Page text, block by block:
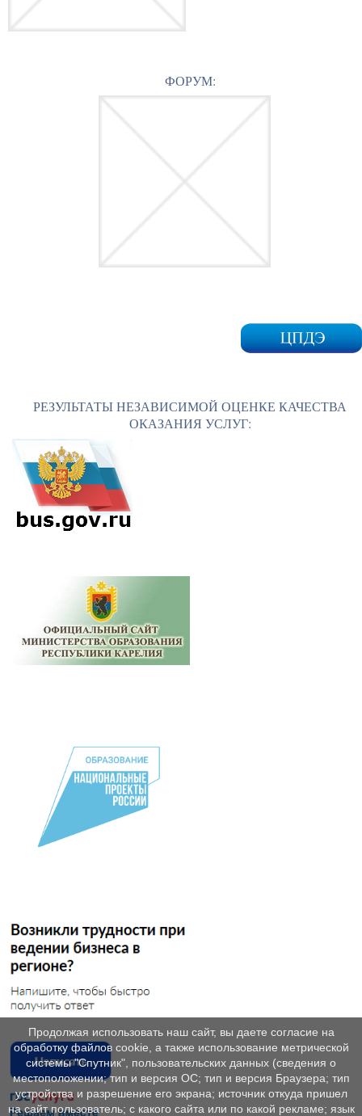
ФОРУМ:
РЕЗУЛЬТАТЫ НЕЗАВИСИМОЙ ОЦЕНКЕ КАЧЕСТВА
ОКАЗАНИЯ УСЛУГ:
Продолжая использовать наш сайт, вы даете согласие на
обработку файлов cookie, а также использование метрической
системы "Спутник", пользовательских данных (сведения о
местоположении; тип и версия ОС; тип и версия Браузера; тип
устройства и разрешение его экрана; источник откуда пришел
на сайт пользователь; с какого сайта или по какой рекламе; язык